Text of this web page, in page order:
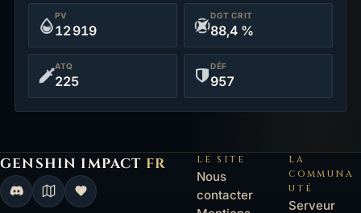
PV
12 919
DGT CRIT
88,4 %
ATQ
225
DÉF
957
GENSHIN IMPACT FR
Genshin Impact FR, retour à l'accueil
LE SITE
Nous
contacter
LA
COMMUNA
UTÉ
Serveur